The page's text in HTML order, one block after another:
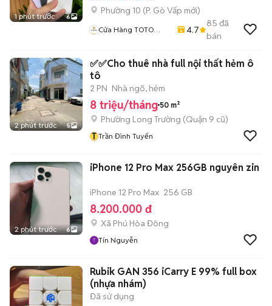
1 phút trước 6
Phường 10 (P. Gò Vấp mới)
Cửa Hàng TOTO
4.7
85 đã
bán
2 phút trước 5
✅✅Cho thuê nhà full nội thất hẻm ô
tô
2 PN Nhà ngõ, hẻm
8 triệu/tháng 50 m²
Phường Long Trường (Quận 9 cũ)
T Trần Đình Tuyến
2 phút trước 6
iPhone 12 Pro Max 256GB nguyên zin
iPhone 12 Pro Max 256 GB
8.200.000 đ
Xã Phú Hòa Đông
Tín Nguyễn
Rubik GAN 356 iCarry E 99% full box
(nhựa nhám)
Đã sử dụng